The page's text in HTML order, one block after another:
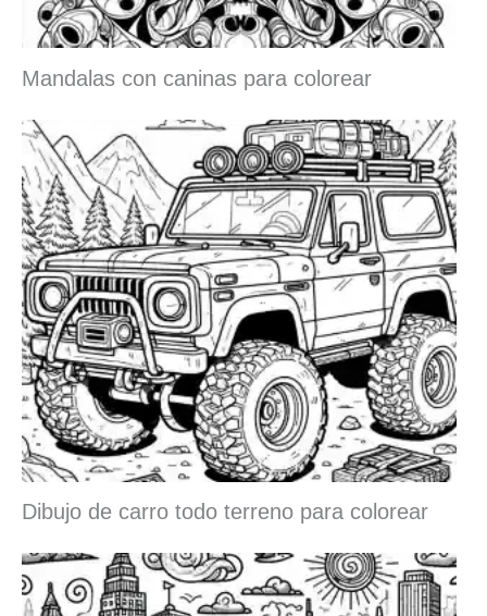
Mandalas con caninas para colorear
Dibujo de carro todo terreno para colorear